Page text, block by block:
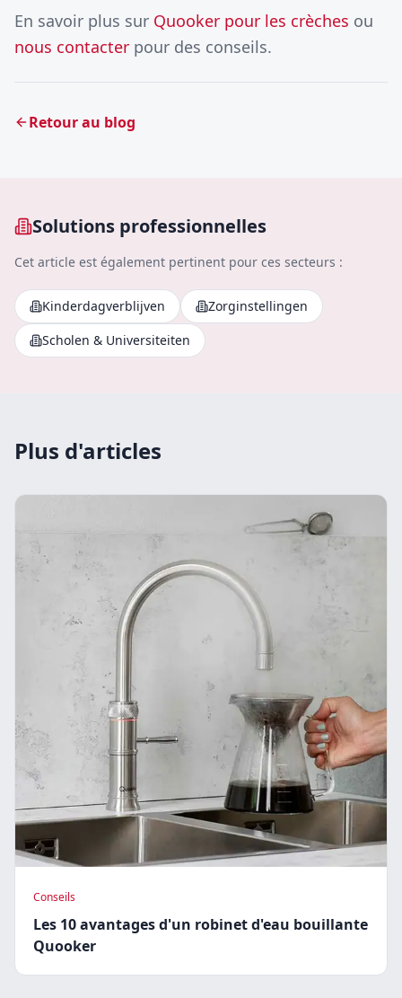
En savoir plus sur Quooker pour les crèches ou
nous contacter pour des conseils.
Retour au blog
Solutions professionnelles
Cet article est également pertinent pour ces secteurs :
Kinderdagverblijven
Zorginstellingen
Scholen & Universiteiten
Plus d'articles
Conseils
Les 10 avantages d'un robinet d'eau bouillante
Quooker